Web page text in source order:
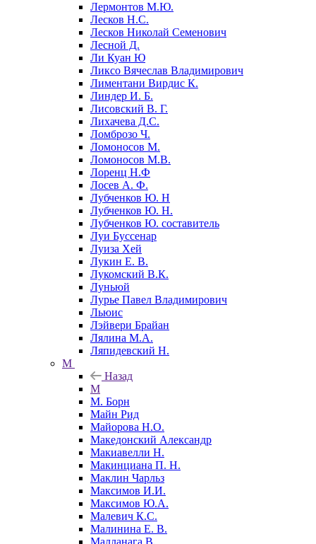
Лермонтов М.Ю.
Лесков Н.С.
Лесков Николай Семенович
Лесной Д.
Ли Куан Ю
Ликсо Вячеслав Владимирович
Лиментани Вирдис К.
Линдер И. Б.
Лисовский В. Г.
Лихачева Д.С.
Ломброзо Ч.
Ломоносов М.
Ломоносов М.В.
Лоренц Н.Ф
Лосев А. Ф.
Лубченков Ю. Н
Лубченков Ю. Н.
Лубченков Ю. составитель
Луи Буссенар
Луиза Хей
Лукин Е. В.
Лукомский В.К.
Луньюй
Лурье Павел Владимирович
Льюис
Лэйвери Брайан
Лялина М.А.
Ляпидевский Н.
М
Назад
М
М. Борн
Майн Рид
Майорова Н.О.
Македонский Александр
Макиавелли Н.
Макинциана П. Н.
Маклин Чарльз
Максимов И.И.
Максимов Ю.А.
Малевич К.С.
Малинина Е. В.
Малланага В.